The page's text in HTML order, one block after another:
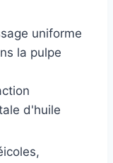
uniforme
la pulpe
d'huile